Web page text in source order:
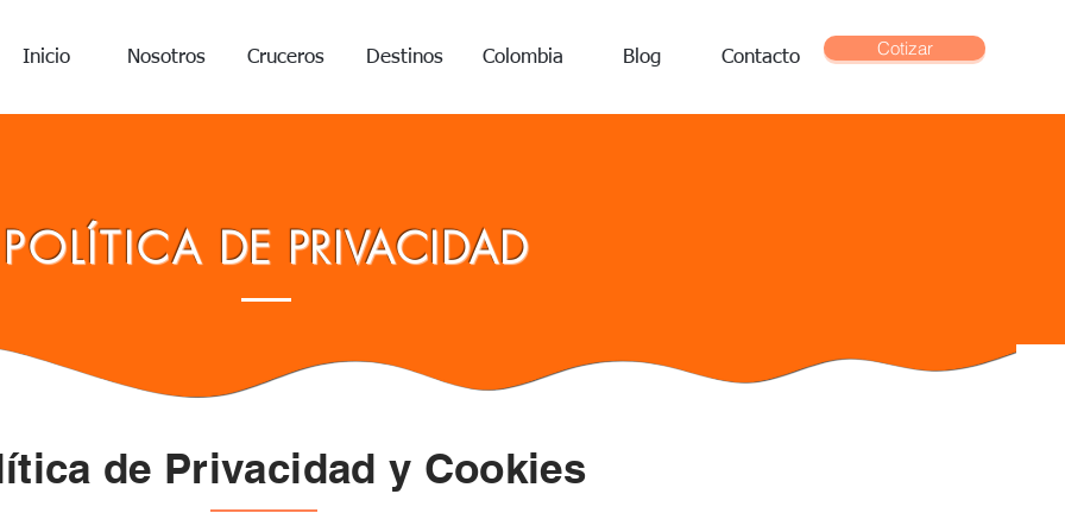
Inicio Nosotros Cruceros Destinos Colombia Blog Contacto Cotizar
POLÍTICA DE PRIVACIDAD
de Privacidad y Cookies